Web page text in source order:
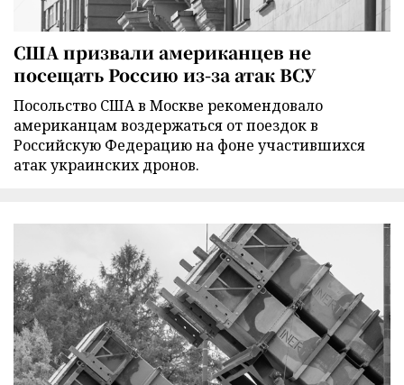
США призвали американцев не
посещать Россию из-за атак ВСУ
Посольство США в Москве рекомендовало
американцам воздержаться от поездок в
Российскую Федерацию на фоне участившихся
атак украинских дронов.